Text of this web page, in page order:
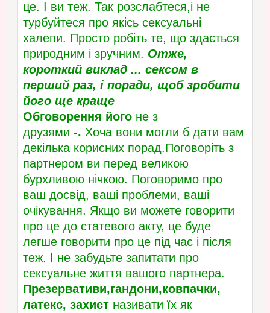
це. І ви теж. Так розслабтеся,і не
турбуйтеся про якісь сексуальні
халепи. Просто робіть те, що здається
природним і зручним. Отже,
короткий виклад ... сексом в
перший раз, і поради, щоб зробити
його ще краще
Обговорення йогоне з
друзями -. Хоча вони могли б дати вам
декілька корисних порад.Поговоріть з
партнером ви перед великою
бурхливою нічкою. Поговоримо про
ваш досвід, ваші проблеми, ваші
очікування. Якщо ви можете говорити
про це до статевого акту, це буде
легше говорити про це під час і після
теж. І не забудьте запитати про
сексуальне життя вашого партнера.
Презервативи,гандони,ковпачки,
латекс, захистназивати їх як